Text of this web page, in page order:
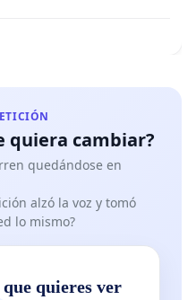
quiera cambiar?
quedándose en
alzó la voz y tomó
lo mismo?
quieres ver